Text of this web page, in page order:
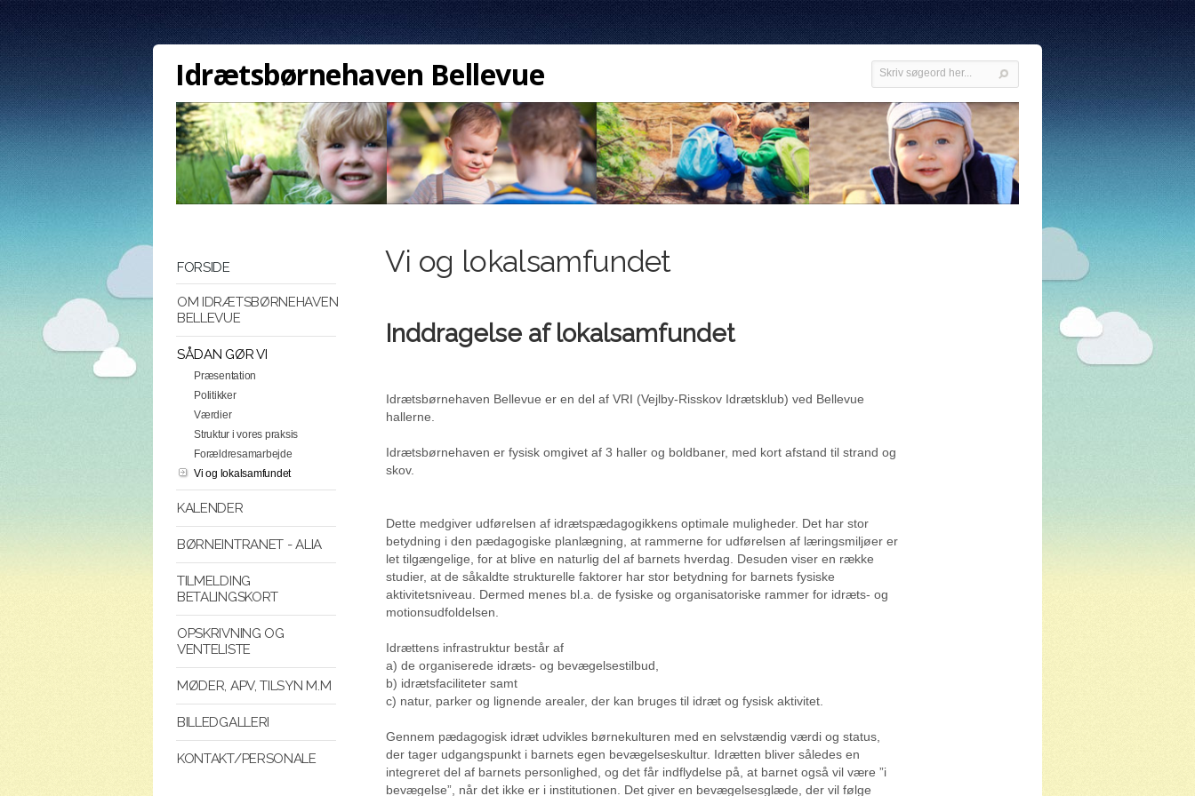
Idrætsbørnehaven Bellevue
FORSIDE
OM IDRÆTSBØRNEHAVEN
BELLEVUE
SÅDAN GØR VI
Præsentation
Politikker
Værdier
Struktur i vores praksis
Forældresamarbejde
Vi og lokalsamfundet
KALENDER
BØRNEINTRANET - ALIA
TILMELDING
BETALINGSKORT
OPSKRIVNING OG
VENTELISTE
MØDER, APV, TILSYN M.M
BILLEDGALLERI
KONTAKT/PERSONALE
Vi og lokalsamfundet
Inddragelse af lokalsamfundet
Idrætsbørnehaven Bellevue er en del af VRI (Vejlby-Risskov Idrætsklub) ved Bellevue
hallerne.
Idrætsbørnehaven er fysisk omgivet af 3 haller og boldbaner, med kort afstand til strand og
skov.
Dette medgiver udførelsen af idrætspædagogikkens optimale muligheder. Det har stor
betydning i den pædagogiske planlægning, at rammerne for udførelsen af læringsmiljøer er
let tilgængelige, for at blive en naturlig del af barnets hverdag. Desuden viser en række
studier, at de såkaldte strukturelle faktorer har stor betydning for barnets fysiske
aktivitetsniveau. Dermed menes bl.a. de fysiske og organisatoriske rammer for idræts- og
motionsudfoldelsen.
Idrættens infrastruktur består af
a) de organiserede idræts- og bevægelsestilbud,
b) idrætsfaciliteter samt
c) natur, parker og lignende arealer, der kan bruges til idræt og fysisk aktivitet.
Gennem pædagogisk idræt udvikles børnekulturen med en selvstændig værdi og status,
der tager udgangspunkt i barnets egen bevægelseskultur. Idrætten bliver således en
integreret del af barnets personlighed, og det får indflydelse på, at barnet også vil være ”i
bevægelse”, når det ikke er i institutionen. Det giver en bevægelsesglæde, der vil følge